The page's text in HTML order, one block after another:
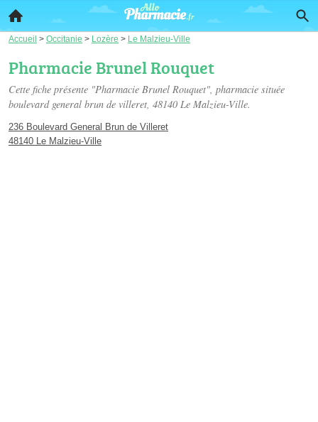
Accueil > Occitanie > Lozère > Le Malzieu-Ville
Pharmacie Brunel Rouquet
Cette fiche présente "Pharmacie Brunel Rouquet", pharmacie située
boulevard general brun de villeret, 48140 Le Malzieu-Ville.
236 Boulevard General Brun de Villeret
48140 Le Malzieu-Ville